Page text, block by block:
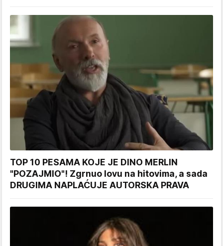
TOP 10 PESAMA KOJE JE DINO MERLIN
"POZAJMIO"! Zgrnuo lovu na hitovima, a sada
DRUGIMA NAPLAĆUJE AUTORSKA PRAVA